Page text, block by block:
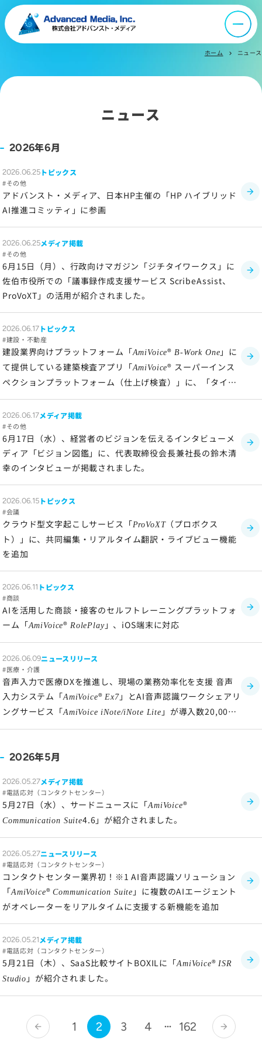
オウンドメディア
よくあるご質問
お問い合わせ
サイトマップ
サイトのご利用について
ソーシャルメディアポリシー
労働者派遣事業に関わる情報
メールマガジン
ホーム chevron_right ニュース
ニュース
2026年6月
2026.06.25 トピックス
その他
アドバンスト・メディア、日本HP主催の「HP ハイブリッド
AI推進コミッティ」に参画
2026.06.25メディア掲載
その他
6月15日（月）、行政向けマガジン「ジチタイワークス」に
佐伯市役所での「議事録作成支援サービス ScribeAssist、
ProVoXT」の活用が紹介されました。
2026.06.17 トピックス
建設・不動産
建設業界向けプラットフォーム「AmiVoice® B-Work One 」に
て提供している建築検査アプリ「AmiVoice® スーパーインス
ペクションプラットフォーム（仕上げ検査）」に、「タイプ
別図面登録」機能を追加
2026.06.17メディア掲載
その他
6月17日（水）、経営者のビジョンを伝えるインタビューメ
ディア「ビジョン図鑑」に、代表取締役会長兼社長の鈴木清
幸のインタビューが掲載されました。
2026.06.15 トピックス
会議
クラウド型文字起こしサービス「ProVoXT（プロボクス
ト）」に、共同編集・リアルタイム翻訳・ライブビュー機能
を追加
2026.06.11 トピックス
商談
AIを活用した商談・接客のセルフトレーニングプラットフォ
ーム「AmiVoice® RolePlay」、iOS端末に対応
2026.06.09ニュースリリース
医療・介護
音声入力で医療DXを推進し、現場の業務効率化を支援 音声
入力システム「AmiVoice®Ex7」とAI音声認識ワークシェアリ
ングサービス「AmiVoice iNote/iNote Lite 」が導入数20,000
施設突破！
2026年5月
2026.05.27メディア掲載
電話応対（コンタクトセンター）
5月27日（水）、サードニュースに「AmiVoice®
Communication Suite4.6」が紹介されました。
2026.05.27ニュースリリース
電話応対（コンタクトセンター）
コンタクトセンター業界初！※1 AI音声認識ソリューション
「AmiVoice®Communication Suite 」に複数のAIエージェント
がオペレーターをリアルタイムに支援する新機能を追加
2026.05.21 メディア掲載
電話応対（コンタクトセンター）
5月21日（木）、SaaS比較サイトBOXILに「AmiVoice®ISR
Studio 」が紹介されました。
arrow_back 1 2 3 4 162 arrow_forward